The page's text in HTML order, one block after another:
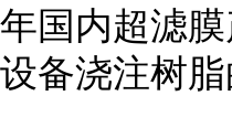
年国内超滤
设备浇注树